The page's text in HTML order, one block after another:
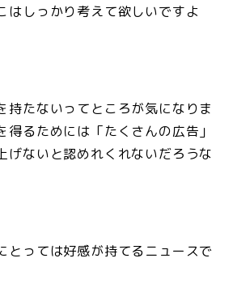
はしっかり考えて欲しいですよ
持たないってところが気になりま
得るためには「たくさんの広告」
げないと認めれくれないだろうな
とっては好感が持てるニュースで